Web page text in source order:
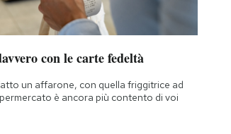
con le carte fedeltà
un affarone, con quella friggitrice ad
è ancora più contento di voi